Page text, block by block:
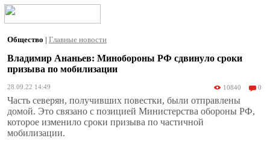
Общество | Главные новости
Владимир Ананьев: Минобороны РФ сдвинуло сроки
призыва по мобилизации
28.09.22 14:49 10840 0
Часть северян, получивших повестки, были отправлены
домой. Это связано с позицией Министерства обороны РФ,
которое изменило сроки призыва по частичной
мобилизации.